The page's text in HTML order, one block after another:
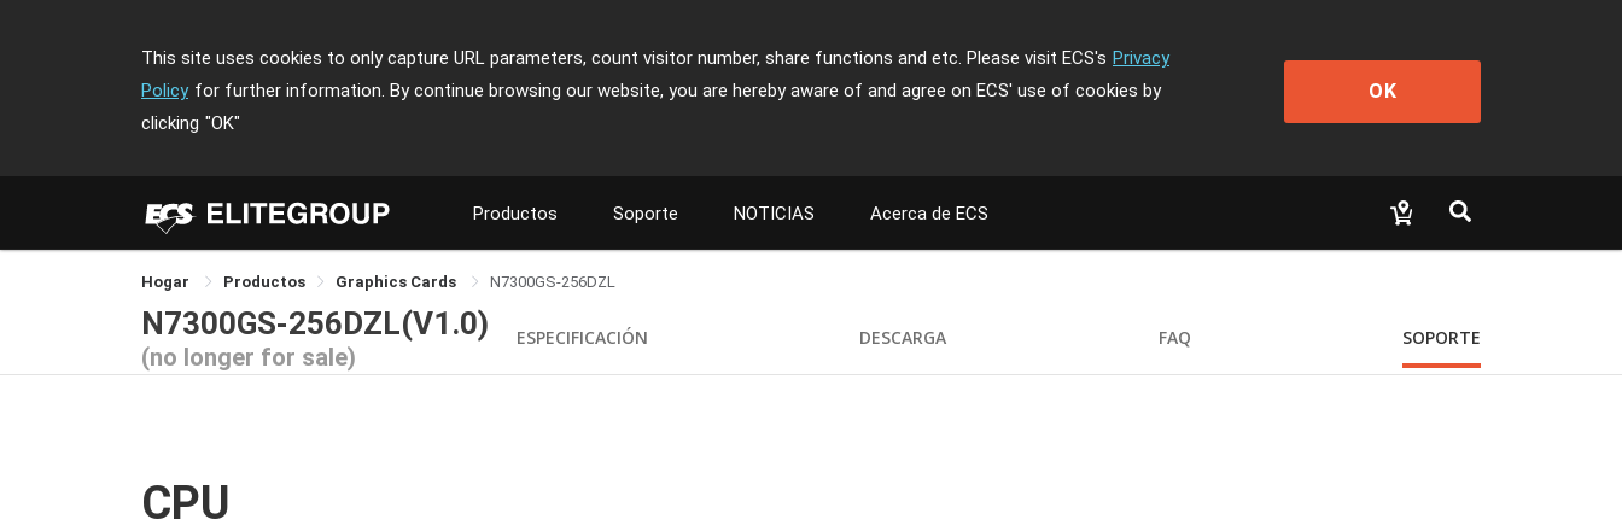
This site uses cookies to only capture URL parameters, count visitor number, share functions and etc. Please visit ECS's Privacy
Policy for further information. By continue browsing our website, you are hereby aware of and agree on ECS' use of cookies by
clicking "OK"
OK
Productos Soporte NOTICIAS Acerca de ECS
Hogar Productos Graphics Cards N7300GS-256DZL
N7300GS-256DZL(V1.0)
(no longer for sale)
ESPECIFICACIÓN DESCARGA FAQ SOPORTE
CPU